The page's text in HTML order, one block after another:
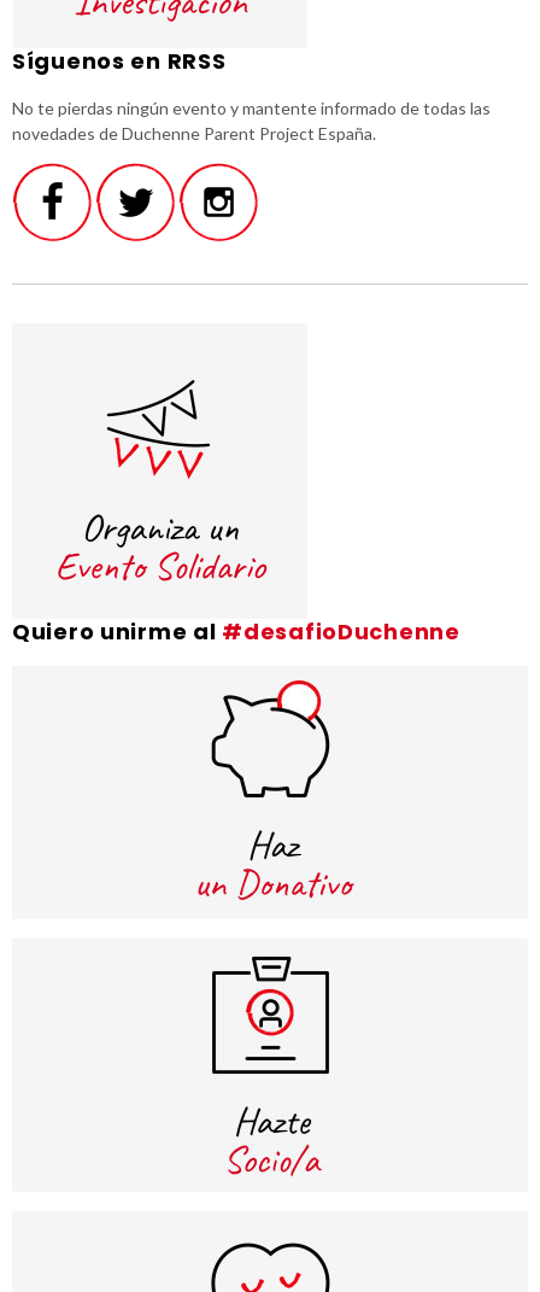
Síguenos en RRSS
No te pierdas ningún evento y mantente informado de todas las
novedades de Duchenne Parent Project España.
Quiero unirme al #desafioDuchenne